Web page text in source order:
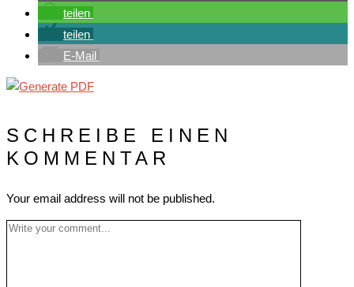
teilen
teilen
E-Mail
SCHREIBE EINEN
KOMMENTAR
Your email address will not be published.